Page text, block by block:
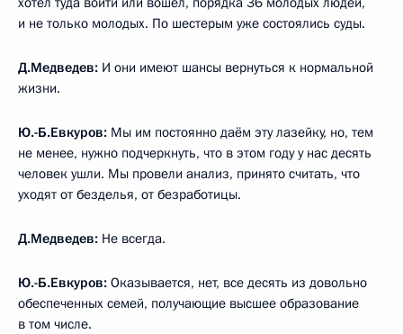
и не только молодых. По шестерым уже состоялись суды.
Д.Медведев: И они имеют шансы вернуться к нормальной
жизни.
Ю.-Б.Евкуров: Мы им постоянно даём эту лазейку, но, тем
не менее, нужно подчеркнуть, что в этом году у нас десять
человек ушли. Мы провели анализ, принято считать, что
уходят от безделья, от безработицы.
Д.Медведев: Не всегда.
Ю.-Б.Евкуров: Оказывается, нет, все десять из довольно
обеспеченных семей, получающие высшее образование
в том числе.